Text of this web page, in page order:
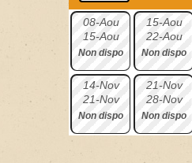
08-Aou
15-Aou
Non dispo
15-Aou
22-Aou
Non dispo
14-Nov
21-Nov
Non dispo
21-Nov
28-Nov
Non dispo